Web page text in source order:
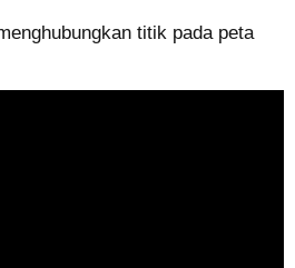
titik pada peta